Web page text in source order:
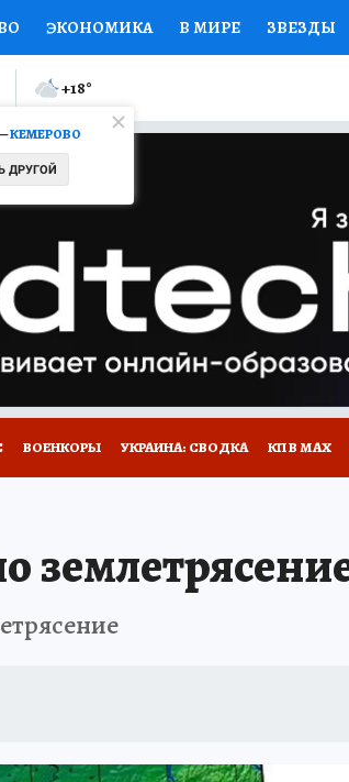
ЭКОНОМИКА В МИРЕ ЗВЕЗДЫ
Я ЗНАЮ СЕМЬЯ ЖЕНСКИЕ
РАБОТА У НАС ГИД ПОТРЕБИТЕЛЯ
КЕМЕРОВО
ДРУГОЙ
+18°
ВОЕНКОРЫ УКРАИНА: СВОДКА КП В МАХ